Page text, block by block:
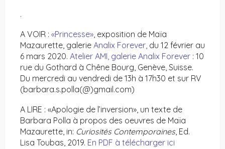
.
A VOIR : «Princesse», exposition de Maïa
Mazaurette, galerie Analix Forever, du 12 février au
6 mars 2020. Atelier AMI, galerie Analix Forever : 10
rue du Gothard à Chêne Bourg, Genève, Suisse.
Du mercredi au vendredi de 13h à 17h30 et sur RV
(barbara.s.polla(@)gmail.com)
A LIRE : «Apologie de l’inversion», un texte de
Barbara Polla à propos des oeuvres de Maïa
Mazaurette, in: Curiosités Contemporaines, Ed.
Lisa Toubas, 2019. En PDF à télécharger ici